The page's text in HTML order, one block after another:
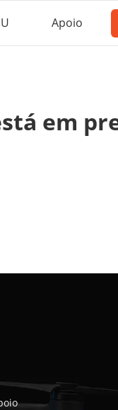
Apoio
em